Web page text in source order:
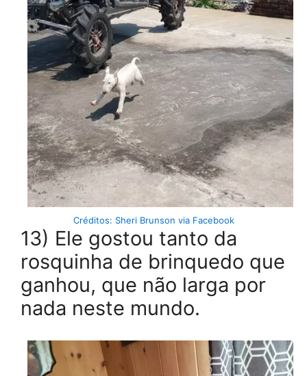
Créditos: Sheri Brunson via Facebook
13) Ele gostou tanto da
rosquinha de brinquedo que
ganhou, que não larga por
nada neste mundo.